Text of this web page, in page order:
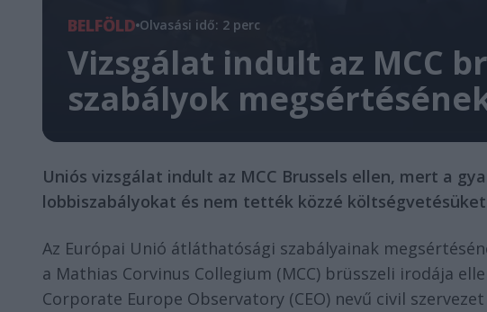
BELFÖLD Olvasási idő: 2 perc
Vizsgálat indult az MCC
szabályok
Uniós vizsgálat indult az MCC Brussels ellen, mert a
lobbiszabályokat és nem tették közzé
Az Európai Unió átláthatósági szabályainak
a Mathias Corvinus Collegium (MCC) brüsszeli irodája
Corporate Europe Observatory (CEO) nevű civil